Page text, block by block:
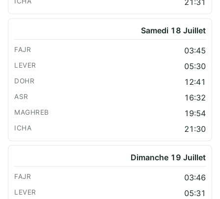
Samedi 18 Juillet
03:45
05:30
12:41
16:32
19:54
21:30
Dimanche 19 Juillet
03:46
05:31